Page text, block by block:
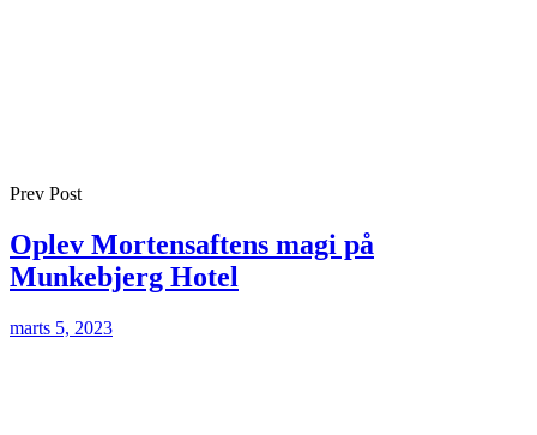
Prev Post
Oplev Mortensaftens magi på
Munkebjerg Hotel
marts 5, 2023